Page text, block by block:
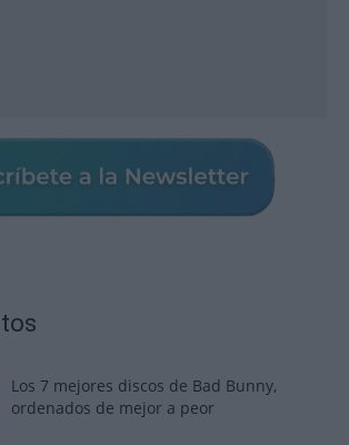
Los 7 mejores discos de Bad Bunny,
ordenados de mejor a peor